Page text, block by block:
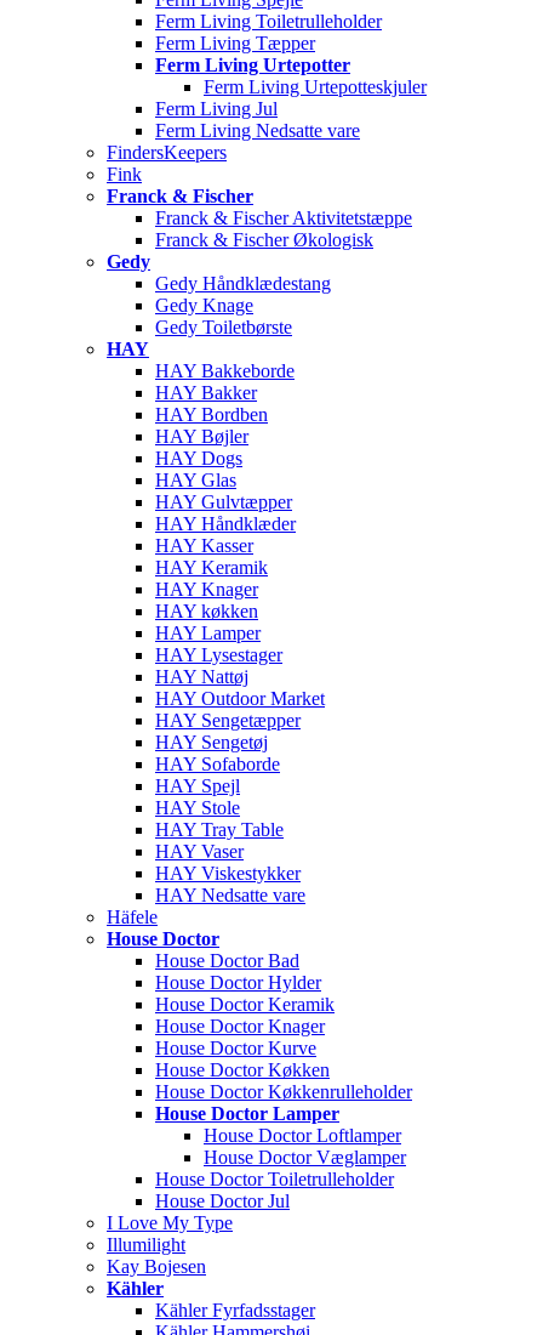
Ferm Living Toiletrulleholder
Ferm Living Tæpper
Ferm Living Urtepotter
Ferm Living Urtepotteskjuler
Ferm Living Jul
Ferm Living Nedsatte vare
FindersKeepers
Fink
Franck & Fischer
Franck & Fischer Aktivitetstæppe
Franck & Fischer Økologisk
Gedy
Gedy Håndklædestang
Gedy Knage
Gedy Toiletbørste
HAY
HAY Bakkeborde
HAY Bakker
HAY Bordben
HAY Bøjler
HAY Dogs
HAY Glas
HAY Gulvtæpper
HAY Håndklæder
HAY Kasser
HAY Keramik
HAY Knager
HAY køkken
HAY Lamper
HAY Lysestager
HAY Nattøj
HAY Outdoor Market
HAY Sengetæpper
HAY Sengetøj
HAY Sofaborde
HAY Spejl
HAY Stole
HAY Tray Table
HAY Vaser
HAY Viskestykker
HAY Nedsatte vare
Häfele
House Doctor
House Doctor Bad
House Doctor Hylder
House Doctor Keramik
House Doctor Knager
House Doctor Kurve
House Doctor Køkken
House Doctor Køkkenrulleholder
House Doctor Lamper
House Doctor Loftlamper
House Doctor Væglamper
House Doctor Toiletrulleholder
House Doctor Jul
I Love My Type
Illumilight
Kay Bojesen
Kähler
Kähler Fyrfadsstager